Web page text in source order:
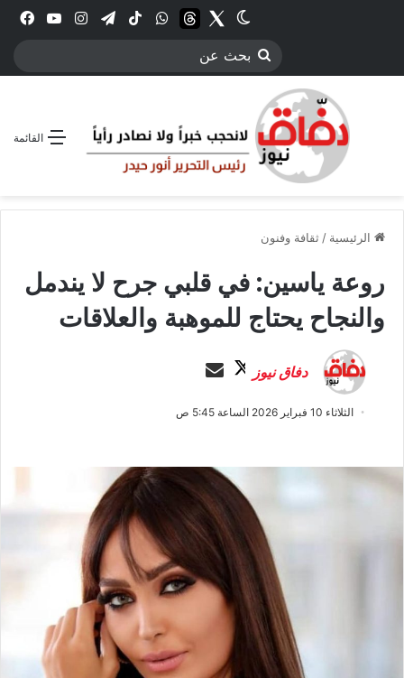
انستقرامتيلقرام‫TikTokواتسابthreadsTwitter
الوضع المظلم
بحث
القائمة
الرئيسية /ثقافة وفنون
روعة ياسين: في قلبي جرح لا يندمل
والنجاح يحتاج للموهبة والعلاقات
دفاق نيوز
ت
ب
ل
ى
X
س
ر
ي
د
ا
ل
الثلاثاء 10 فبراير 2026 الساعة 5:45 ص